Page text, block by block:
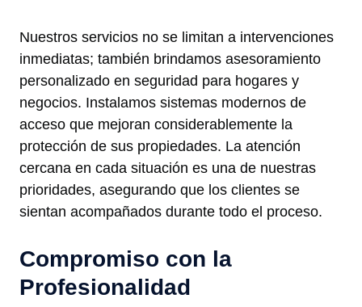
Nuestros servicios no se limitan a intervenciones
inmediatas; también brindamos asesoramiento
personalizado en seguridad para hogares y
negocios. Instalamos sistemas modernos de
acceso que mejoran considerablemente la
protección de sus propiedades. La atención
cercana en cada situación es una de nuestras
prioridades, asegurando que los clientes se
sientan acompañados durante todo el proceso.
Compromiso con la
Profesionalidad